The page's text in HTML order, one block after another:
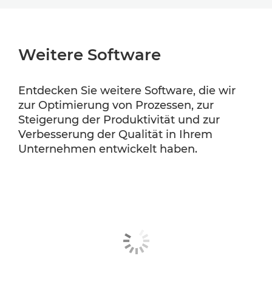
Weitere Software
Entdecken Sie weitere Software, die wir
zur Optimierung von Prozessen, zur
Steigerung der Produktivität und zur
Verbesserung der Qualität in Ihrem
Unternehmen entwickelt haben.